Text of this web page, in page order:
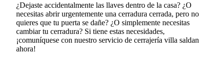
¿Dejaste accidentalmente las llaves dentro de la casa? ¿O
necesitas abrir urgentemente una cerradura cerrada, pero no
quieres que tu puerta se dañe? ¿O simplemente necesitas
cambiar tu cerradura? Si tiene estas necesidades,
¡comuníquese con nuestro servicio de cerrajería villa saldan
ahora!